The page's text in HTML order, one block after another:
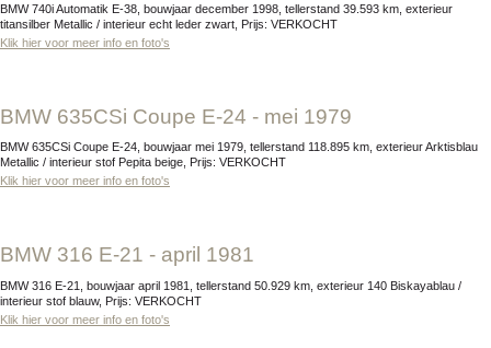
BMW 740i Automatik E-38, bouwjaar december 1998, tellerstand 39.593 km, exterieur
titansilber Metallic / interieur echt leder zwart, Prijs: VERKOCHT
Klik hier voor meer info en foto's
BMW 635CSi Coupe E-24 - mei 1979
BMW 635CSi Coupe E-24, bouwjaar mei 1979, tellerstand 118.895 km, exterieur Arktisblau
Metallic / interieur stof Pepita beige, Prijs: VERKOCHT
Klik hier voor meer info en foto's
BMW 316 E-21 - april 1981
BMW 316 E-21, bouwjaar april 1981, tellerstand 50.929 km, exterieur 140 Biskayablau /
interieur stof blauw, Prijs: VERKOCHT
Klik hier voor meer info en foto's